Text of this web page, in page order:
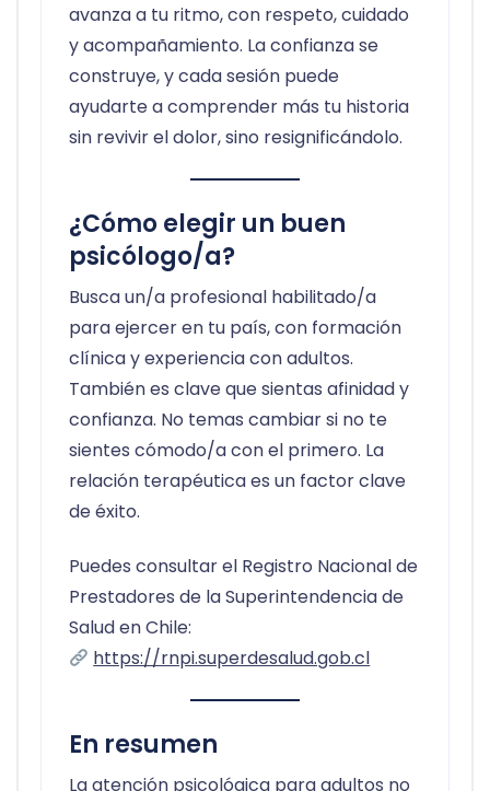
avanza a tu ritmo, con respeto, cuidado
y acompañamiento. La confianza se
construye, y cada sesión puede
ayudarte a comprender más tu historia
sin revivir el dolor, sino resignificándolo.
¿Cómo elegir un buen
psicólogo/a?
Busca un/a profesional habilitado/a
para ejercer en tu país, con formación
clínica y experiencia con adultos.
También es clave que sientas afinidad y
confianza. No temas cambiar si no te
sientes cómodo/a con el primero. La
relación terapéutica es un factor clave
de éxito.
Puedes consultar el Registro Nacional de
Prestadores de la Superintendencia de
Salud en Chile:
https://rnpi.superdesalud.gob.cl
En resumen
La atención psicológica para adultos no